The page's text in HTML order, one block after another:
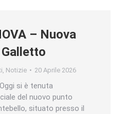
– Nuova
, Notizie 20 Aprile 2026
si è tenuta
del nuovo punto
situato presso il